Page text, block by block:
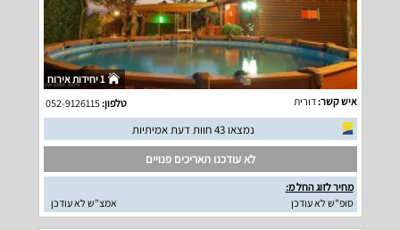
1 יחידות אירוח
איש קשר:דורית טלפון:052-9126115
נמצאו 43 חוות דעת אמיתיות
לא עודכנו תאריכים פנויים
מחיר לזוג החל מ:
סופ"ש לא עודכן
אמצ"ש לא עודכן